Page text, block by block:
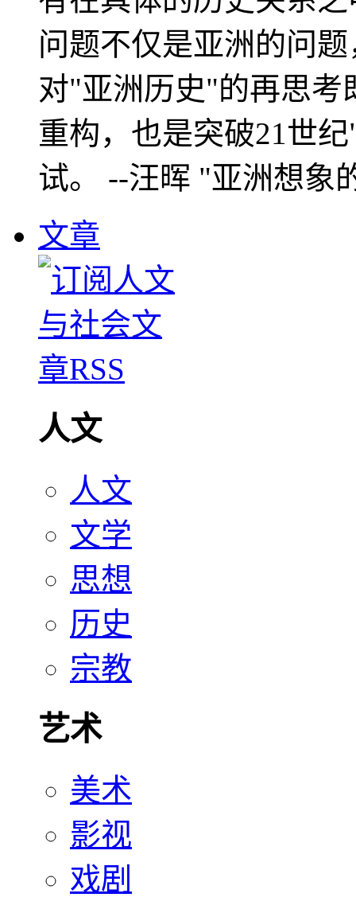
问题不仅是亚洲的问
对"亚洲历史"的再思考
重构，也是突破21世
试。 --汪晖 "亚洲想象
文章
人文
人文
文学
思想
历史
宗教
艺术
美术
影视
戏剧